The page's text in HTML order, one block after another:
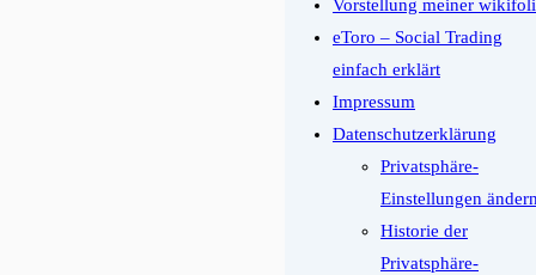
Vorstellung meiner
eToro – Social Trading
einfach erklärt
Impressum
Datenschutzerklärung
Privatsphäre-
Einstellungen ändern
Historie der
Privatsphäre-